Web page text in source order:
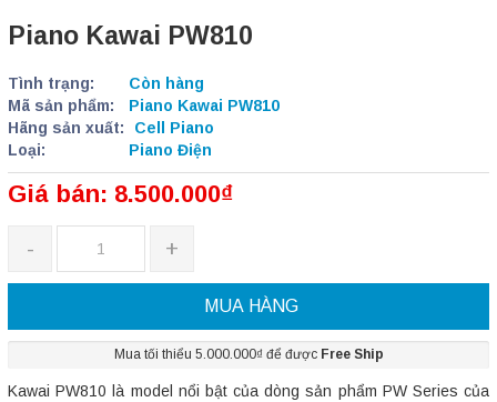
Piano Kawai PW810
Tình trạng:
Còn hàng
Mã sản phẩm:
Piano Kawai PW810
Hãng sản xuất:
Cell Piano
Loại:
Piano Điện
Giá bán: 8.500.000₫
- +
MUA HÀNG
Mua tối thiểu 5.000.000₫ để được Free Ship
Kawai PW810 là model nổi bật của dòng sản phẩm PW Series của